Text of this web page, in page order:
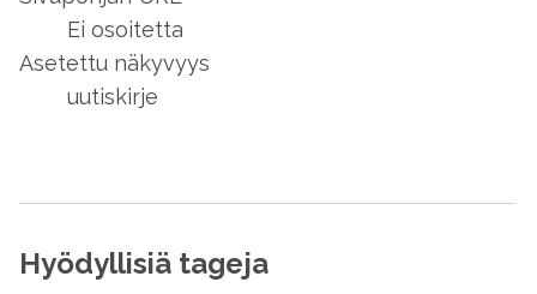
Ei osoitetta
Asetettu näkyvyys
uutiskirje
Hyödyllisiä tageja